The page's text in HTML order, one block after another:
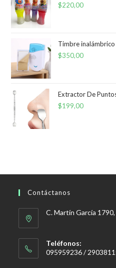
$220,00
Timbre inalámbrico
$350,00
Extractor De
$199,00
Contáctanos
C. Martín García
Teléfonos:
095959236 /